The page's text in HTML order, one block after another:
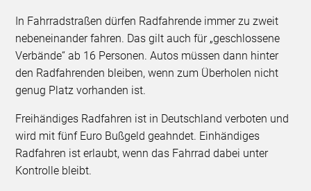
In Fahrradstraßen dürfen Radfahrende immer zu zweit
nebeneinander fahren. Das gilt auch für „geschlossene
Verbände“ ab 16 Personen. Autos müssen dann hinter
den Radfahrenden bleiben, wenn zum Überholen nicht
genug Platz vorhanden ist.
Freihändiges Radfahren ist in Deutschland verboten und
wird mit fünf Euro Bußgeld geahndet. Einhändiges
Radfahren ist erlaubt, wenn das Fahrrad dabei unter
Kontrolle bleibt.